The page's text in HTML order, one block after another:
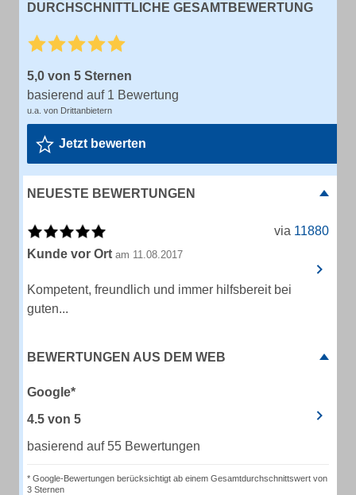
DURCHSCHNITTLICHE GESAMTBEWERTUNG
5,0 von 5 Sternen
basierend auf 1 Bewertung
u.a. von Drittanbietern
Jetzt bewerten
NEUESTE BEWERTUNGEN
via 11880
Kunde vor Ort am 11.08.2017
Kompetent, freundlich und immer hilfsbereit bei
guten...
BEWERTUNGEN AUS DEM WEB
Google*
4.5 von 5
basierend auf 55 Bewertungen
* Google-Bewertungen berücksichtigt ab einem Gesamtdurchschnittswert von
3 Sternen